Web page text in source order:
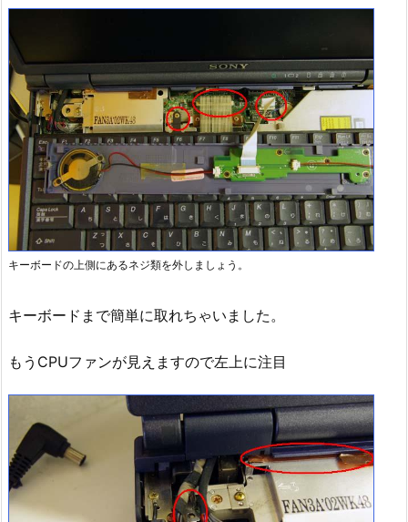
キーボードの上側にあるネジ類を外しましょう。
キーボードまで簡単に取れちゃいました。
もうCPUファンが見えますので左上に注目